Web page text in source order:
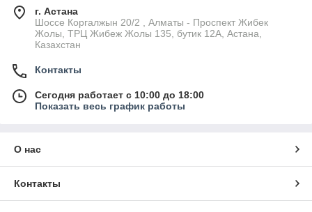
г. Астана
Шоссе Коргалжын 20/2 , Алматы - Проспект Жибек
Жолы, ТРЦ Жибеж Жолы 135, бутик 12А, Астана,
Казахстан
Контакты
Сегодня работает с 10:00 до 18:00
Показать весь график работы
О нас
Контакты